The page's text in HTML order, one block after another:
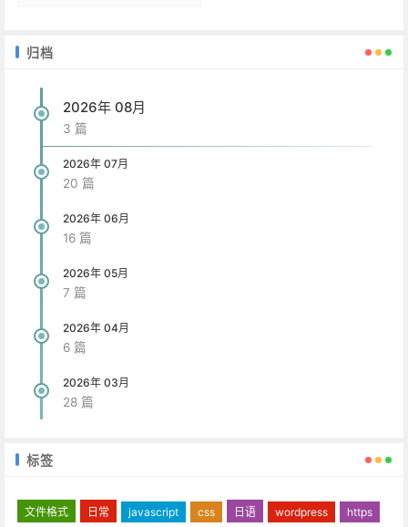
归档
2026年 08月
3 篇
2026年 07月
20 篇
2026年 06月
16 篇
2026年 05月
7 篇
2026年 04月
6 篇
2026年 03月
28 篇
标签
文件格式 日常 javascript css 日语 wordpress
https